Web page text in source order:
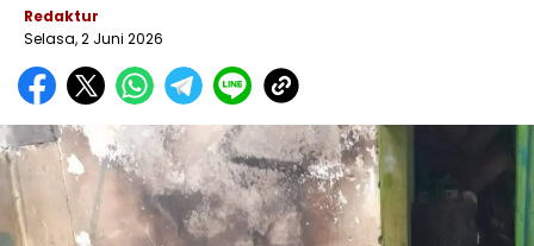
Redaktur
Selasa, 2 Juni 2026